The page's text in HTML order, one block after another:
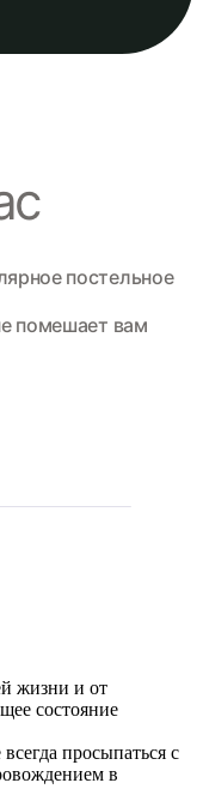
постельное
помешает вам
жизни и от
состояние
просыпаться с
в